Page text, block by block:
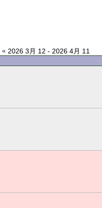
« 2026 3月 12 - 2026 4月 11